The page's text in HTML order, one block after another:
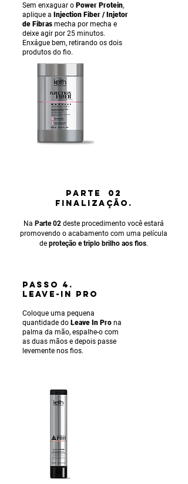
Sem enxaguar o Power Protein,
aplique a Injection Fiber / Injetor
de Fibras mecha por mecha e
deixe agir por 25 minutos.
Enxágue bem, retirando os dois
produtos do fio.
PARTE 02
FINALIZAÇÃO.
Na Parte 02 deste procedimento você estará
promovendo o acabamento com uma película
de proteção e triplo brilho aos fios.
PASSO 4.
LEAVE-IN PRO
Coloque uma pequena
quantidade do Leave In Pro na
palma da mão, espalhe-o com
as duas mãos e depois passe
levemente nos fios.